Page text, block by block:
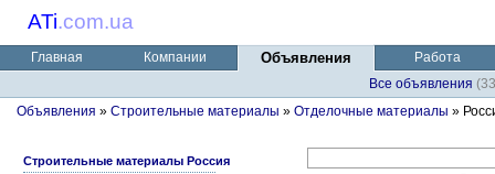
ATi.com.ua
Главная Компании Объявления
Работа
Все объявления
Объявления » Строительные материалы » Отделочные материалы »
Строительные материалы Россия